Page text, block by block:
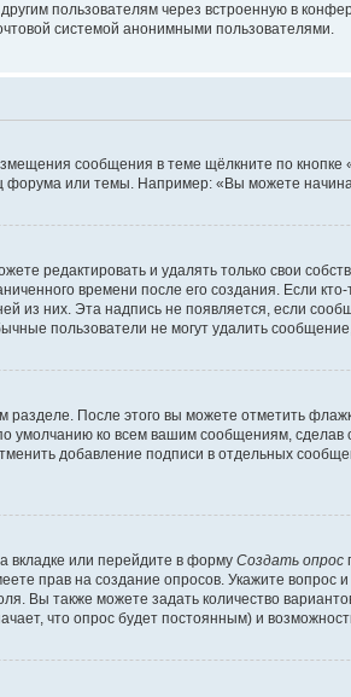
пользователям через встроенную в
системой анонимными пользователями.
сообщения в теме щёлкните по кнопке
форума или темы. Например: «Вы можете
редактировать и удалять только свои
времени после его создания. Если
из них. Эта надпись не появляется, если
пользователи не могут удалить
После этого вы можете отметить
умолчанию ко всем вашим сообщениям,
добавление подписи в отдельных
вкладке или перейдите в форму Создать опрос
прав на создание опросов. Укажите вопрос
Вы также можете задать количество
что опрос будет постоянным) и